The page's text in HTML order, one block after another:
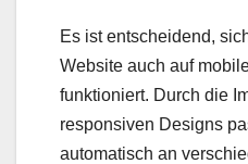
Es ist entscheidend,
Website auch auf
funktioniert. Durch die
responsiven Designs
automatisch an